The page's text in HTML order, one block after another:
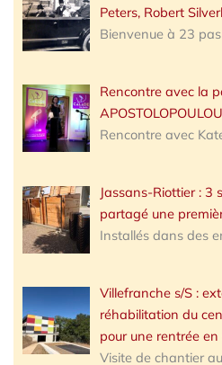
Peters, Robert
Bienvenue à 23
Rencontre avec la
APOSTOLOPOULOU
Rencontre avec
Jassans-Riottier : 3
partagé une
Installés dans des
Villefranche s/S :
réhabilitation du
pour une rentrée
Visite de chantier